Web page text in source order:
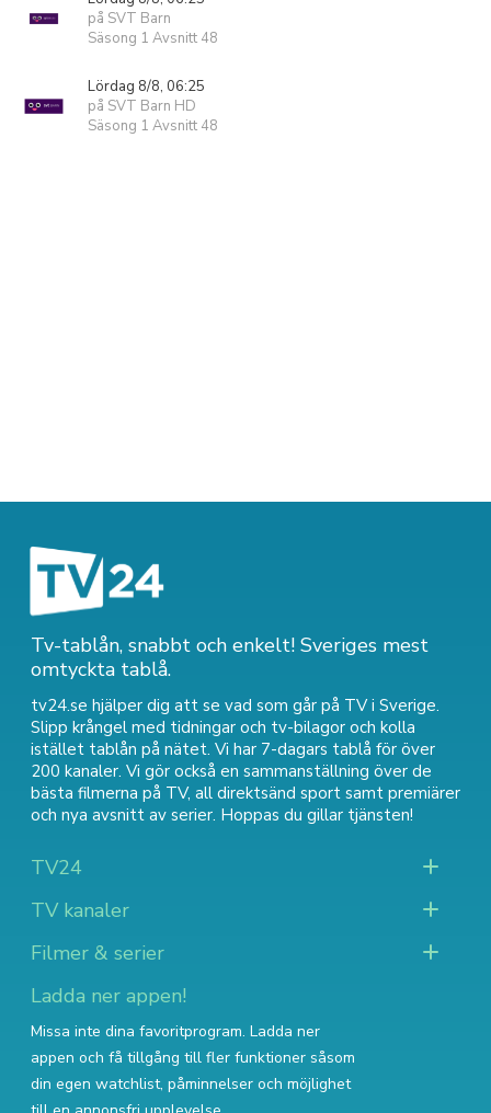
på SVT Barn
Säsong 1 Avsnitt 48
Lördag 8/8, 06:25
på SVT Barn HD
Säsong 1 Avsnitt 48
Tv-tablån, snabbt och enkelt! Sveriges mest
omtyckta tablå.
tv24.se hjälper dig att se vad som går på TV i Sverige.
Slipp krångel med tidningar och tv-bilagor och kolla
istället tablån på nätet. Vi har 7-dagars tablå för över
200 kanaler. Vi gör också en sammanställning över de
bästa filmerna på TV, all direktsänd sport samt premiärer
och nya avsnitt av serier. Hoppas du gillar tjänsten!
TV24
TV kanaler
Filmer & serier
Ladda ner appen!
Missa inte dina favoritprogram. Ladda ner
appen och få tillgång till fler funktioner såsom
din egen watchlist, påminnelser och möjlighet